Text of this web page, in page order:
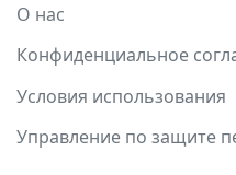
О нас
Конфиденциальное
Условия использования
Управление по защите